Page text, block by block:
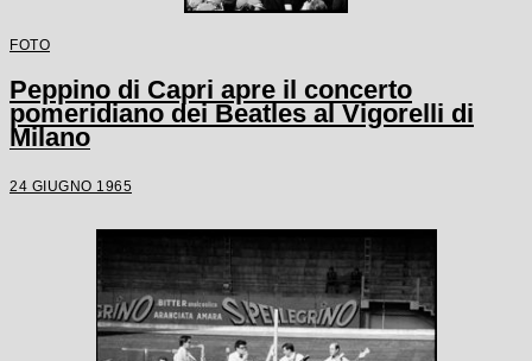
FOTO
Peppino di Capri apre il concerto
pomeridiano dei Beatles al Vigorelli di
Milano
24 GIUGNO 1965